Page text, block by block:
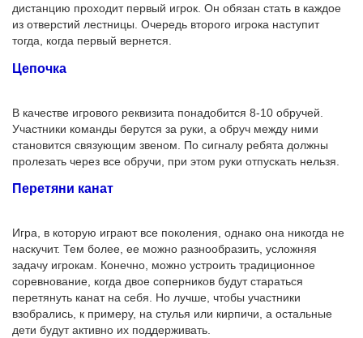
дистанцию проходит первый игрок. Он обязан стать в каждое
из отверстий лестницы. Очередь второго игрока наступит
тогда, когда первый вернется.
Цепочка
В качестве игрового реквизита понадобится 8-10 обручей.
Участники команды берутся за руки, а обруч между ними
становится связующим звеном. По сигналу ребята должны
пролезать через все обручи, при этом руки отпускать нельзя.
Перетяни канат
Игра, в которую играют все поколения, однако она никогда не
наскучит. Тем более, ее можно разнообразить, усложняя
задачу игрокам. Конечно, можно устроить традиционное
соревнование, когда двое соперников будут стараться
перетянуть канат на себя. Но лучше, чтобы участники
взобрались, к примеру, на стулья или кирпичи, а остальные
дети будут активно их поддерживать.